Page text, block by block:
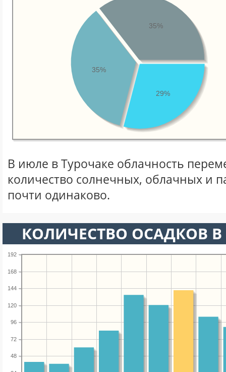
29%
35%
35%
В июле в Турочаке облачность
количество солнечных, облачных и
почти одинаково.
КОЛИЧЕСТВО ОСАДКОВ
48
72
96
120
144
168
192